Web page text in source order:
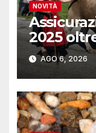
NOVITÀ
2025
lavoro
AGO 6, 2026